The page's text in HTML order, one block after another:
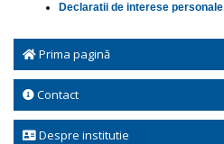
Prima pagină
Contact
Despre institutie
Declaratii de interese personale